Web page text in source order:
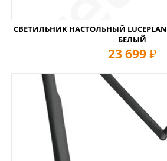
СВЕТИЛЬНИК НАСТОЛЬНЫЙ LUCEPLAN
БЕЛЫЙ
23 699 руб